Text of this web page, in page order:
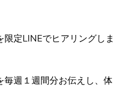
定LINEでヒアリングしま
週１週間分お伝えし、体